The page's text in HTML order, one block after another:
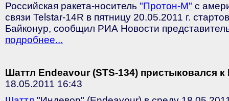
Российская ракета-носитель "Протон-М" с
связи Telstar-14R в пятницу 20.05.2011 г.
Байконур, сообщил РИА Новости
подробнее...
Шаттл Endeavour (STS-134) пристыковался
18.05.2011 16:43